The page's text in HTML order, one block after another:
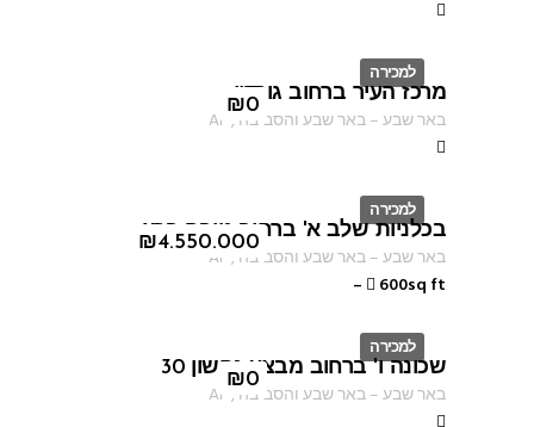
למכירה
ID
₪0
מרכז העיר ברחוב גורדון
באר שבע–באר שבע והסביבה ,
AF
למכירה
ID
₪4.550.000
בכלניות שלב א' ברחוב טובה ברץ
באר שבע–באר שבע והסביבה ,
AF
600sq ft
–
למכירה
ID
₪0
שכונה ו' ברחוב מבצע נחשון 30
באר שבע–באר שבע והסביבה ,
AF